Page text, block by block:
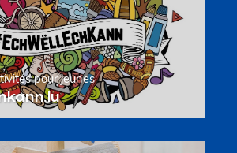
pour jeunes